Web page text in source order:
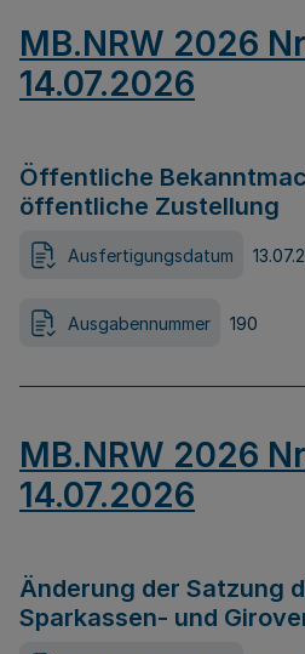
MB.NRW 2026
14.07.2026
Öffentliche
öffentliche Zustellung
Ausfertigungsdatum
Ausgabennummer 190
MB.NRW 2026
14.07.2026
Änderung der Satzung
Sparkassen- und